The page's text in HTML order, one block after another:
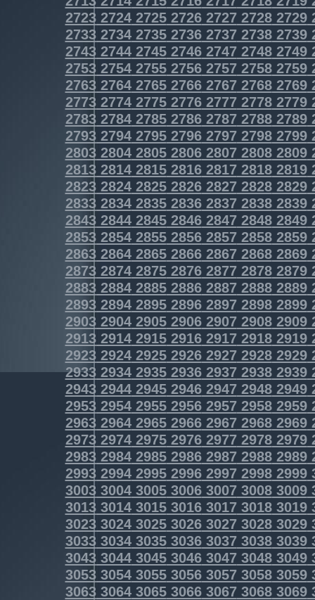
2723272427252726272727282729
2733273427352736273727382739
2743274427452746274727482749
2753275427552756275727582759
2763276427652766276727682769
2773277427752776277727782779
2783278427852786278727882789
2793279427952796279727982799
2803280428052806280728082809
2813281428152816281728182819
2823282428252826282728282829
2833283428352836283728382839
2843284428452846284728482849
2853285428552856285728582859
2863286428652866286728682869
2873287428752876287728782879
2883288428852886288728882889
2893289428952896289728982899
2903290429052906290729082909
2913291429152916291729182919
2923292429252926292729282929
2933293429352936293729382939
2943294429452946294729482949
2953295429552956295729582959
2963296429652966296729682969
2973297429752976297729782979
2983298429852986298729882989
2993299429952996299729982999
3003300430053006300730083009
3013301430153016301730183019
3023302430253026302730283029
3033303430353036303730383039
3043304430453046304730483049
3053305430553056305730583059
3063306430653066306730683069